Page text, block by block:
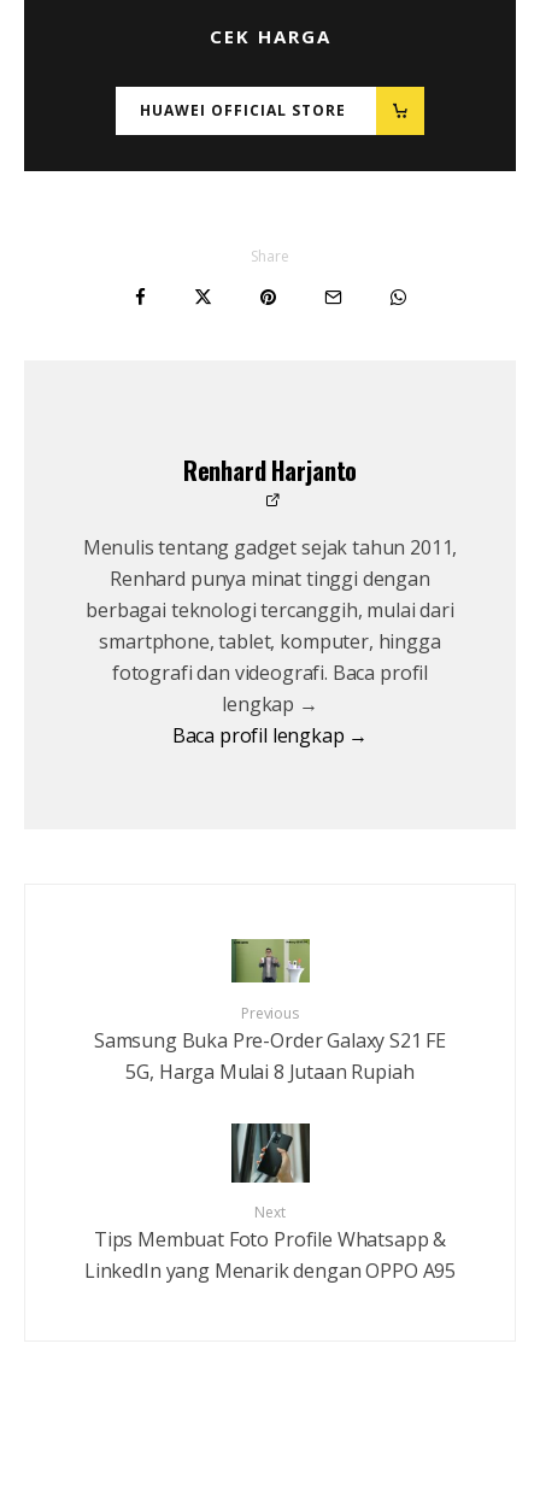
CEK HARGA
HUAWEI OFFICIAL STORE
Share
Renhard Harjanto
Menulis tentang gadget sejak tahun 2011,
Renhard punya minat tinggi dengan
berbagai teknologi tercanggih, mulai dari
smartphone, tablet, komputer, hingga
fotografi dan videografi. Baca profil
lengkap →
Baca profil lengkap →
Previous
Samsung Buka Pre-Order Galaxy S21 FE
5G, Harga Mulai 8 Jutaan Rupiah
Next
Tips Membuat Foto Profile Whatsapp &
LinkedIn yang Menarik dengan OPPO A95